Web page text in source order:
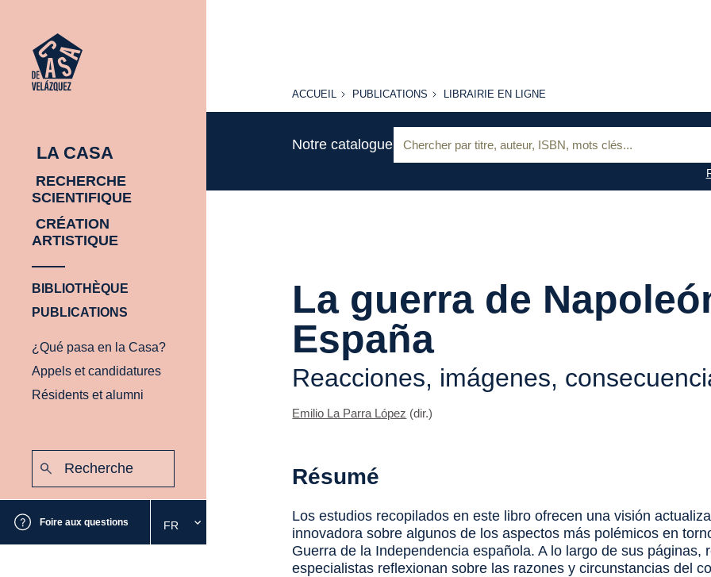
LA CASA
RECHERCHE
SCIENTIFIQUE
CRÉATION
ARTISTIQUE
BIBLIOTHÈQUE
PUBLICATIONS
¿Qué pasa en la Casa?
Appels et candidatures
Résidents et alumni
Foire aux questions
Sélectionnez
la
FR
ACCUEIL
ACCUEIL PUBLICATIONS
PUBLICATIONS
LIBRAIRIE
LIBRAIRIE EN LIGNE
Notre catalogue:
La guerra de
España
Reacciones, imágenes,
Emilio La Parra López (dir.)
Résumé
Los estudios recopilados en este libro ofrecen una visión
innovadora sobre algunos de los aspectos más polémicos en
Guerra de la Independencia española. A lo largo de sus páginas,
especialistas reflexionan sobre las razones y circunstancias del